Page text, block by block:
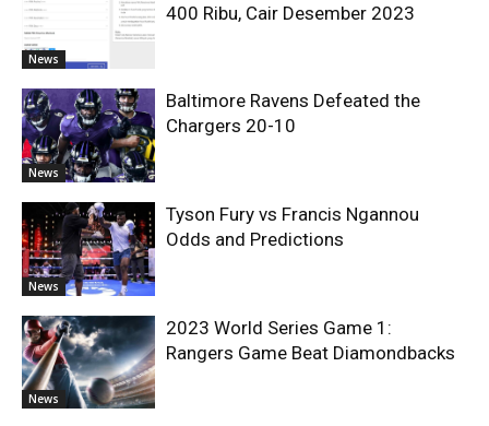
News
400 Ribu, Cair Desember 2023
News
Baltimore Ravens Defeated the
Chargers 20-10
News
Tyson Fury vs Francis Ngannou
Odds and Predictions
News
2023 World Series Game 1:
Rangers Game Beat Diamondbacks